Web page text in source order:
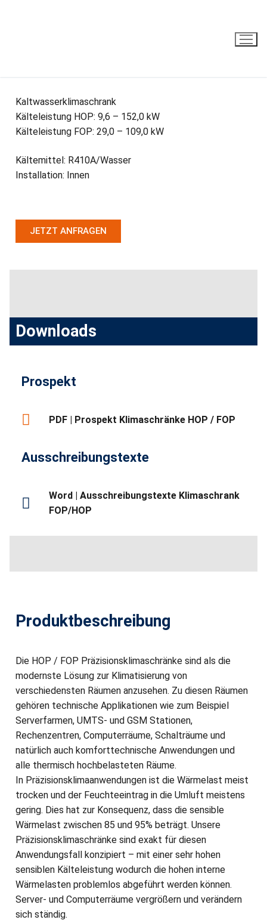
Kaltwasserklimaschrank
Kälteleistung HOP: 9,6 – 152,0 kW
Kälteleistung FOP: 29,0 – 109,0 kW
Kältemittel: R410A/Wasser
Installation: Innen
JETZT ANFRAGEN
Downloads
Prospekt
PDF | Prospekt Klimaschränke HOP / FOP
Ausschreibungstexte
Word | Ausschreibungstexte Klimaschrank
FOP/HOP
Produktbeschreibung
Die HOP / FOP Präzisionsklimaschränke sind als die
modernste Lösung zur Klimatisierung von
verschiedensten Räumen anzusehen. Zu diesen Räumen
gehören technische Applikationen wie zum Beispiel
Serverfarmen, UMTS- und GSM Stationen,
Rechenzentren, Computerräume, Schalträume und
natürlich auch komforttechnische Anwendungen und
alle thermisch hochbelasteten Räume.
In Präzisionsklimaanwendungen ist die Wärmelast meist
trocken und der Feuchteeintrag in die Umluft meistens
gering. Dies hat zur Konsequenz, dass die sensible
Wärmelast zwischen 85 und 95% beträgt. Unsere
Präzisionsklimaschränke sind exakt für diesen
Anwendungsfall konzipiert – mit einer sehr hohen
sensiblen Kälteleistung wodurch die hohen interne
Wärmelasten problemlos abgeführt werden können.
Server- und Computerräume vergrößern und verändern
sich ständig.